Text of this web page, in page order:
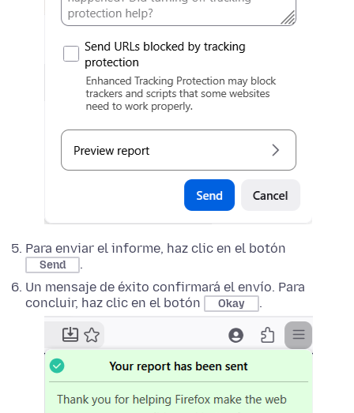
Para enviar el informe, haz clic en el botón
Send
.
Un mensaje de éxito confirmará el envío. Para
concluir, haz clic en el botón
Okay .